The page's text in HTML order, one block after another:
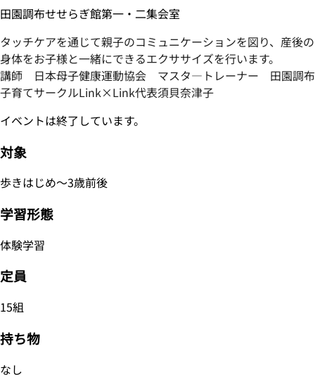
田園調布せせらぎ館第一・二集会室
タッチケアを通じて親子のコミュニケーションを図り、産後の
身体をお子様と一緒にできるエクササイズを行います。
講師 日本母子健康運動協会 マスタ―トレーナー 田園調布
子育てサークルLink×Link代表須貝奈津子
イベントは終了しています。
対象
歩きはじめ～3歳前後
学習形態
体験学習
定員
15組
持ち物
なし